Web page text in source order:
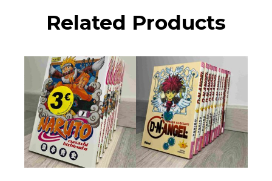
Related Products